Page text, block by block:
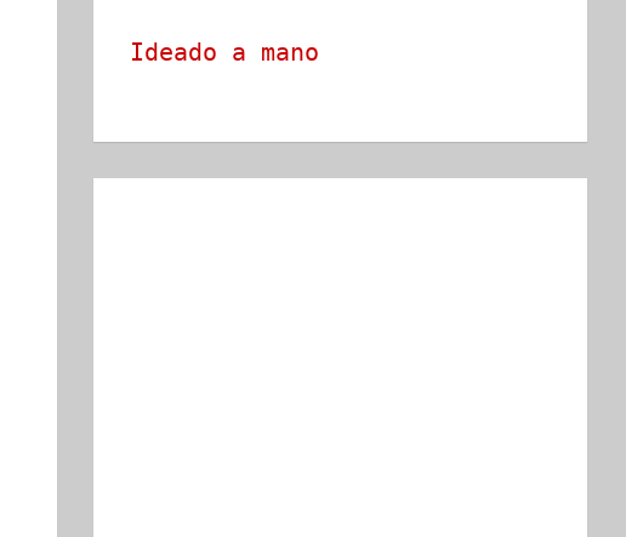
Ideado a mano